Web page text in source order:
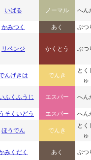
いばる ノーマル へん
かみつく あく ぶつ
リベンジ かくとう ぶつ
んげきは でんき
とく
ゅ
ふくふうじ エスパー へん
そくいどう エスパー へん
ほうでん でんき
とく
ゅ
みくだく あく ぶつ